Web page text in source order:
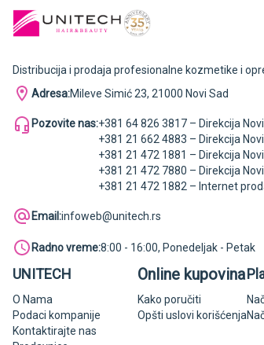
Distribucija i prodaja profesionalne kozmetike i
Adresa:Mileve Simić 23, 21000 Novi Sad
Pozovite nas:+381 64 826 3817 – Direkcija
+381 21 662 4883 – Direkcija
+381 21 472 1881 – Direkcija
+381 21 472 7880 – Direkcija
+381 21 472 1882 – Internet
Email:infoweb@unitech.rs
Radno vreme:8:00 - 16:00, Ponedeljak - Petak
UNITECH
O Nama
Podaci kompanije
Kontaktirajte nas
Online kupovina
Kako poručiti
Opšti uslovi korišćenja